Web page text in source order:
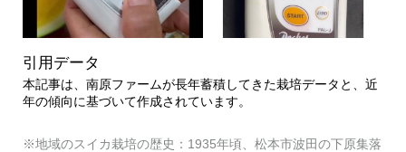
引用データ
本記事は、南原ファームが長年蓄積してきた栽培データと、近
年の傾向に基づいて作成されています。
※地域のスイカ栽培の歴史：1935年頃、松本市波田の下原集落